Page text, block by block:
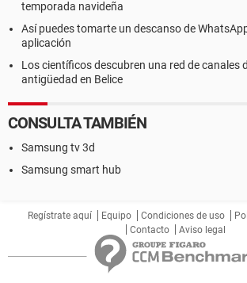
temporada navideña
Así puedes tomarte un descanso de
aplicación
Los científicos descubren una red de canales
antigüedad en Belice
CONSULTA TAMBIÉN
Samsung tv 3d
Samsung smart hub
Regístrate aquí Equipo Condiciones de uso
Contacto
Aviso legal